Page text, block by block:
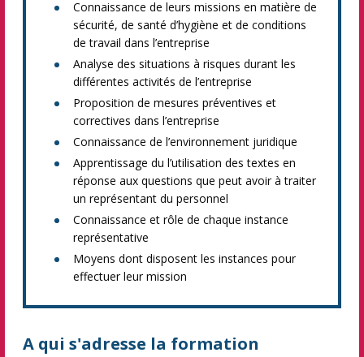
Connaissance de leurs missions en matière de
sécurité, de santé d’hygiène et de conditions
de travail dans l’entreprise
Analyse des situations à risques durant les
différentes activités de l’entreprise
Proposition de mesures préventives et
correctives dans l’entreprise
Connaissance de l’environnement juridique
Apprentissage du l’utilisation des textes en
réponse aux questions que peut avoir à traiter
un représentant du personnel
Connaissance et rôle de chaque instance
représentative
Moyens dont disposent les instances pour
effectuer leur mission
A qui s'adresse la formation